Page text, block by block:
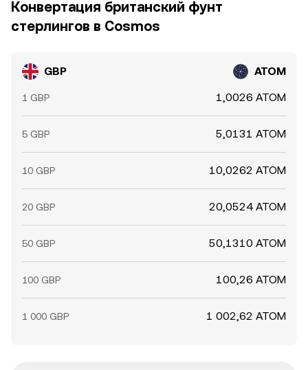
Конвертация британский фунт
стерлингов в Cosmos
GBP ATOM
1 GBP 1,0026 ATOM
5 GBP 5,0131 ATOM
10 GBP 10,0262 ATOM
20 GBP 20,0524 ATOM
50 GBP 50,1310 ATOM
100 GBP 100,26 ATOM
1 000 GBP 1 002,62 ATOM